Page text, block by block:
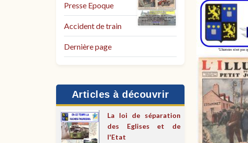
Presse Epoque
Accident de train
Dernière page
Articles à découvrir
La loi de séparation
des Eglises et de
l'Etat